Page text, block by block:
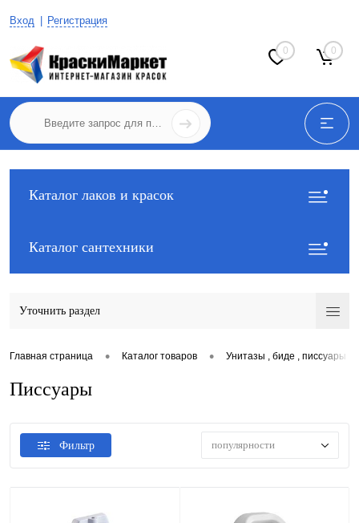
Вход Регистрация
0 0
Каталог лаков и красок
Каталог сантехники
Уточнить раздел
Главная страница • Каталог товаров • Унитазы , биде , писсуары
Писсуары
Фильтр популярности